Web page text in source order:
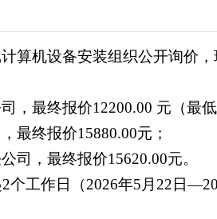
算机设备安装组织公开询价，
，最终报价12200.00 元（最低
最终报价15880.00元；
司，最终报价15620.00元。
2个工作日（2026年5月22日